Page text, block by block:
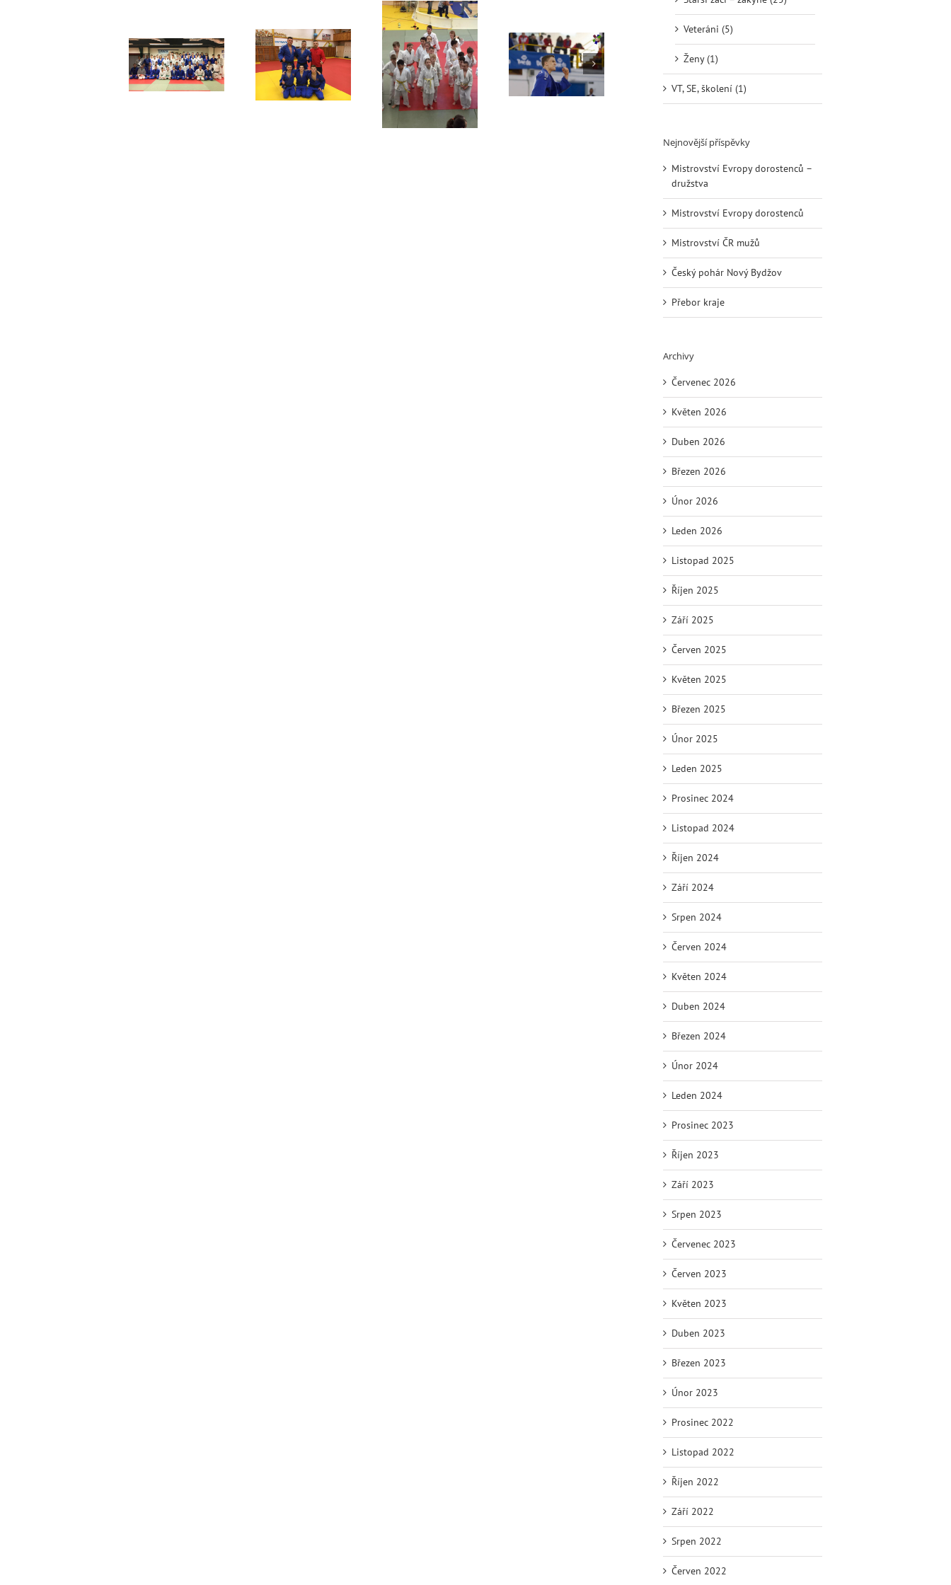
Extraliga
VC Hradec
Králové
Filípek Ivanka si
veze zlato ze
Španělska!
Martin Ivanka
vyházel sever
Evropy!
Veteráni (5)
Ženy (1)
VT, SE, školení (1)
Nejnovější příspěvky
Mistrovství Evropy dorostenců –
družstva
Mistrovství Evropy dorostenců
Mistrovství ČR mužů
Český pohár Nový Bydžov
Přebor kraje
Archivy
Červenec 2026
Květen 2026
Duben 2026
Březen 2026
Únor 2026
Leden 2026
Listopad 2025
Říjen 2025
Září 2025
Červen 2025
Květen 2025
Březen 2025
Únor 2025
Leden 2025
Prosinec 2024
Listopad 2024
Říjen 2024
Září 2024
Srpen 2024
Červen 2024
Květen 2024
Duben 2024
Březen 2024
Únor 2024
Leden 2024
Prosinec 2023
Říjen 2023
Září 2023
Srpen 2023
Červenec 2023
Červen 2023
Květen 2023
Duben 2023
Březen 2023
Únor 2023
Prosinec 2022
Listopad 2022
Říjen 2022
Září 2022
Srpen 2022
Červen 2022